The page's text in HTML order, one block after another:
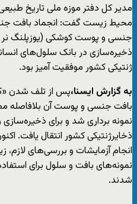
مدیر کل دفتر موزه ملی تاریخ
محیط زیست گفت: انجماد بافت
جنسی و پوست کوشکی (یوزپلنگ نر
ذخیره‌سازی در بانک سلول‌های
ژنتیکی کشور موفقیت آمیز بود.
به گزارش ایسنا،پس از تلف شدن
بافت جنسی و پوست آن بلافاصله
نمونه برداری شد و برای
ذخایرژنتیکی کشور انتقال یافت.
انجام آزمایشات و بررسی‌های
نمونه‌های بافت و سلول برای
شدند.